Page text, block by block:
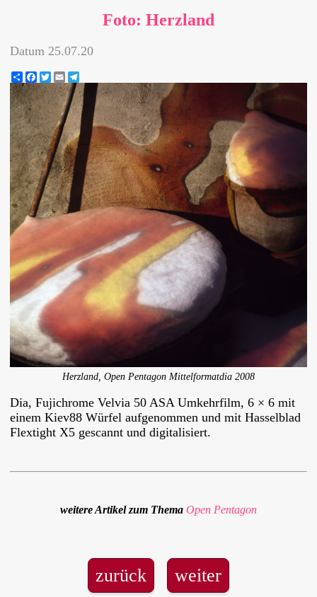
Foto: Herzland
Datum 25.07.20
ShareFacebook
Twitter
Email
Herzland, Open Pentagon Mittelformatdia 2008
Dia, Fujichrome Velvia 50 ASA Umkehrfilm, 6 × 6 mit
einem Kiev88 Würfel aufgenommen und mit Hasselblad
Flextight X5 gescannt und digitalisiert.
weitere Artikel zum Thema Open Pentagon
zurück weiter